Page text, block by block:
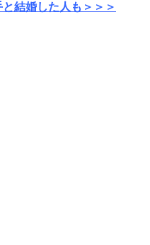
結婚した人も＞＞＞